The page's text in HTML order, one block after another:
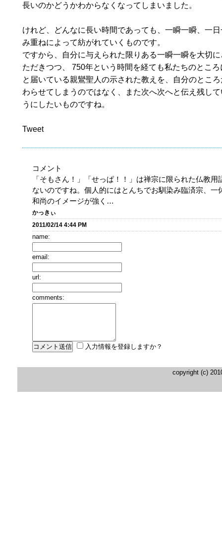
長いのかどうかわからなくなってしまいました。
けれど、どんなに長い時間であっても、一瞬一瞬、一
み重ねによって紡がれていくものです。
ですから、自分に与えられた限りある一瞬一瞬を大切
ただきつつ、 750年という時間を経ても私たちのとこ
と届いている親鸞聖人の示された教えを、自分のとこ
わらせてしまうのではなく、また次へ次へと伝え残し
うにしたいものですね。
Tweet
コメント
「そもさん！」「せっぱ！！」は禅宗に限られた仏教用
ないのですね。個人的にはとんちでお馴染み臨済宗、一
和尚のイメージが強く…
かっきぃ
2011/02/14 4:44 PM
name:
email:
url:
comments:
入力情報を登録しますか？
copyright (c)